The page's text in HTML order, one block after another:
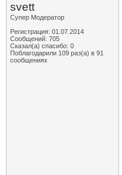
svett
Супер Модератор
Регистрация: 01.07.2014
Сообщений: 705
Сказал(а) спасибо: 0
Поблагодарили 109 раз(а) в 91
сообщениях